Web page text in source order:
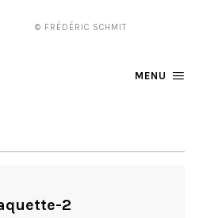
MENU
© FRÉDÉRIC SCHMIT
2